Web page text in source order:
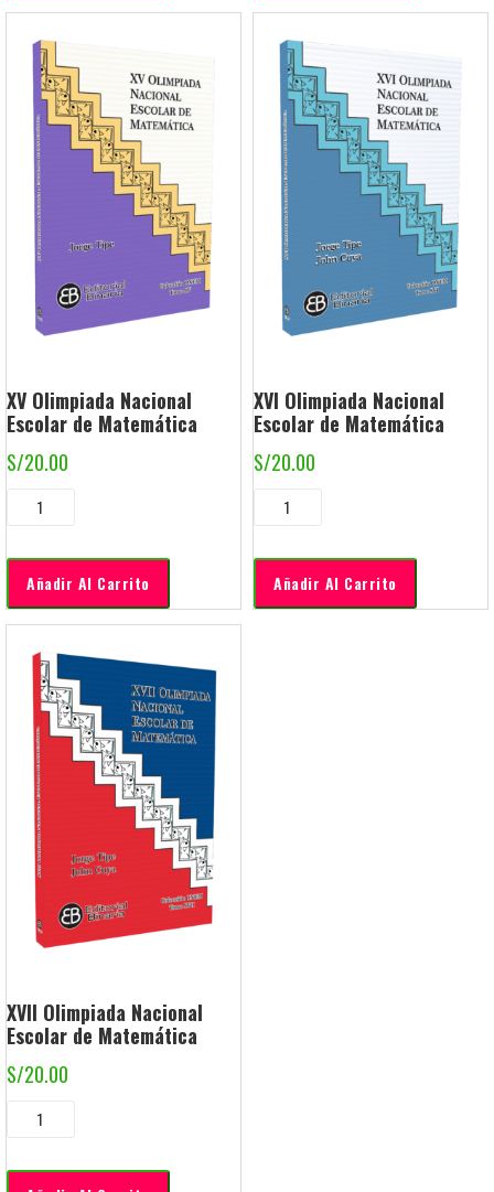
XV Olimpiada Nacional
Escolar de Matemática
S/20.00
Añadir Al Carrito
XVI Olimpiada Nacional
Escolar de Matemática
S/20.00
Añadir Al Carrito
XVII Olimpiada Nacional
Escolar de Matemática
S/20.00